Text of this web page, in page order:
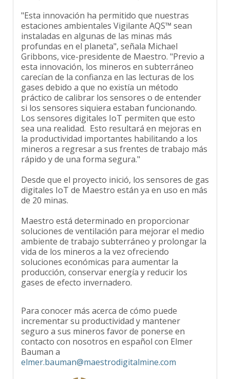
estaciones ambientales Vigilante AQS™ sean
instaladas en algunas de las minas más
profundas en el planeta", señala Michael
Gribbons, vice-presidente de Maestro. "Previo a
esta innovación, los mineros en subterráneo
carecían de la confianza en las lecturas de los
gases debido a que no existía un método
práctico de calibrar los sensores o de entender
si los sensores siquiera estaban funcionando.
Los sensores digitales IoT permiten que esto
sea una realidad. Esto resultará en mejoras en
la productividad importantes habilitando a los
mineros a regresar a sus frentes de trabajo más
rápido y de una forma segura."
digitales IoT de Maestro están ya en uso en más
de 20 minas.
soluciones de ventilación para mejorar el medio
ambiente de trabajo subterráneo y prolongar la
vida de los mineros a la vez ofreciendo
soluciones económicas para aumentar la
producción, conservar energía y reducir los
gases de efecto invernadero.
incrementar su productividad y mantener
seguro a sus mineros favor de ponerse en
contacto con nosotros en español con Elmer
Bauman a
elmer.bauman@maestrodigitalmine.com